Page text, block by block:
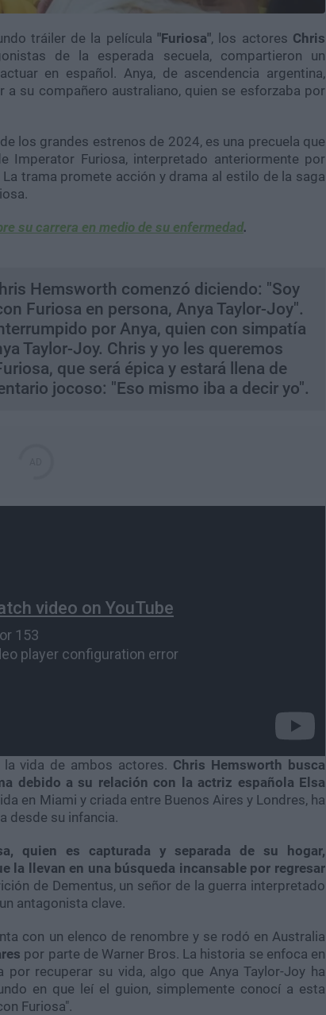
tráiler de la película "Furiosa", los actores Chris
de la esperada secuela, compartieron un
en español. Anya, de ascendencia argentina,
su compañero australiano, quien se esforzaba por
los grandes estrenos de 2024, es una precuela que
Imperator Furiosa, interpretado anteriormente por
La trama promete acción y drama al estilo de la saga
su carrera en medio de su enfermedad.
Hemsworth comenzó diciendo: "Soy
Furiosa en persona, Anya Taylor-Joy".
por Anya, quien con simpatía
Taylor-Joy. Chris y yo les queremos
que será épica y estará llena de
jocoso: "Eso mismo iba a decir yo".
vida de ambos actores. Chris Hemsworth busca
debido a su relación con la actriz española Elsa
en Miami y criada entre Buenos Aires y Londres, ha
desde su infancia.
quien es capturada y separada de su hogar,
la llevan en una búsqueda incansable por regresar
de Dementus, un señor de la guerra interpretado
antagonista clave.
con un elenco de renombre y se rodó en Australia
por parte de Warner Bros. La historia se enfoca en
recuperar su vida, algo que Anya Taylor-Joy ha
en que leí el guion, simplemente conocí a esta
Furiosa".